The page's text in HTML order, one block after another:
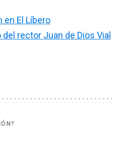
en El Líbero
del rector Juan de Dios Vial